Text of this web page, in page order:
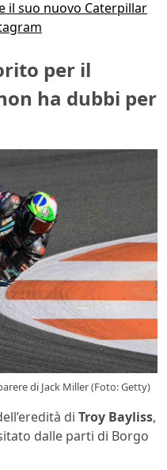
il suo nuovo Caterpillar
per il
ha dubbi per
di Jack Miller (Foto: Getty)
di Troy Bayliss,
dalle parti di Borgo